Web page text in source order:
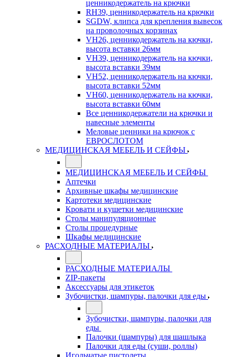
ценникодержатель на крючки
RH39, ценникодержатель на крючки
SGDW, клипса для крепления вывесок
на проволочных корзинах
VH26, ценникодержатель на кючки,
высота вставки 26мм
VH39, ценникодержатель на кючки,
высота вставки 39мм
VH52, ценникодержатель на кючки,
высота вставки 52мм
VH60, ценникодержатель на кючки,
высота вставки 60мм
Все ценникодержатели на крючки и
навесные элементы
Меловые ценники на крючок с
ЕВРОСЛОТОМ
МЕДИЦИНСКАЯ МЕБЕЛЬ И СЕЙФЫ
МЕДИЦИНСКАЯ МЕБЕЛЬ И СЕЙФЫ
Аптечки
Архивные шкафы медицинские
Картотеки медицинские
Кровати и кушетки медицинские
Столы манипуляционные
Столы процедурные
Шкафы медицинские
РАСХОДНЫЕ МАТЕРИАЛЫ
РАСХОДНЫЕ МАТЕРИАЛЫ
ZIP-пакеты
Аксессуары для этикеток
Зубочистки, шампуры, палочки для еды
Зубочистки, шампуры, палочки для
еды
Палочки (шампуры) для шашлыка
Палочки для еды (суши, роллы)
Игольчатые пистолеты